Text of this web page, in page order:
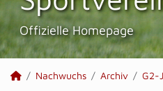
Offizielle Homepage
Nachwuchs Archiv G2-